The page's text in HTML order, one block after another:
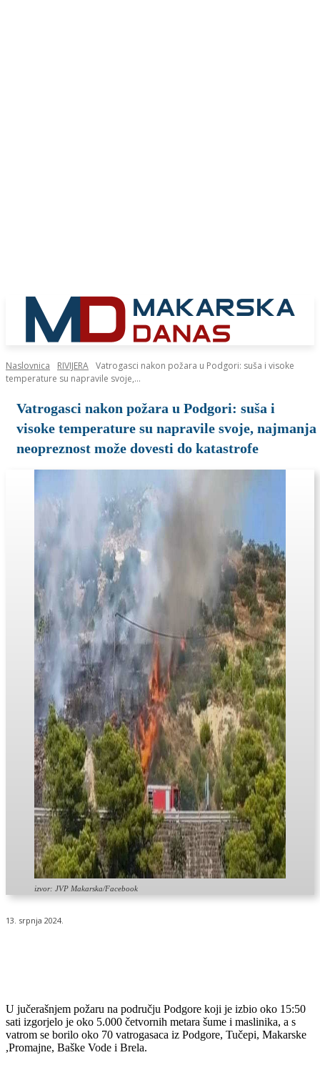
Naslovnica RIVIJERA Vatrogasci nakon požara u Podgori: suša i visoke
temperature su napravile svoje,...
Vatrogasci nakon požara u Podgori: suša i
visoke temperature su napravile svoje, najmanja
neopreznost može dovesti do katastrofe
izvor: JVP Makarska/Facebook
13. srpnja 2024.
U jučerašnjem požaru na području Podgore koji je izbio oko 15:50
sati izgorjelo je oko 5.000 četvornih metara šume i maslinika, a s
vatrom se borilo oko 70 vatrogasaca iz Podgore, Tučepi, Makarske
,Promajne, Baške Vode i Brela.